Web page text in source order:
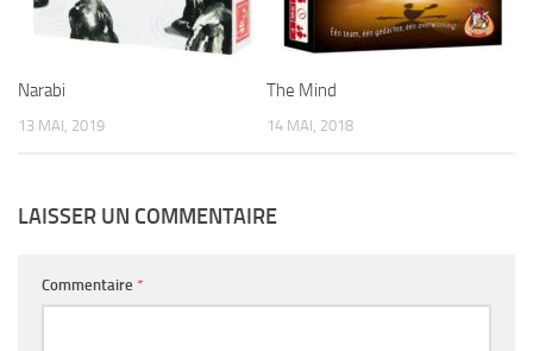
Narabi
13 MAI, 2019
The Mind
14 MAI, 2018
LAISSER UN COMMENTAIRE
Commentaire *